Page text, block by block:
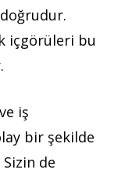
içgörüleri bu
iş
bir şekilde
de